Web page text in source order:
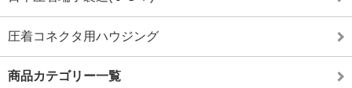
圧着コネクタ用ハウジング
商品カテゴリー一覧